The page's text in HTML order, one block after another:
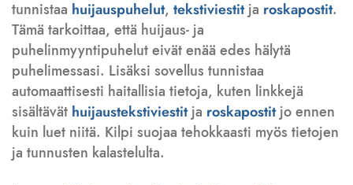
tunnistaa huijauspuhelut, tekstiviestitja roskapostit.
Tämä tarkoittaa, että huijaus- ja
puhelinmyyntipuhelut eivät enää edes hälytä
puhelimessasi. Lisäksi sovellus tunnistaa
automaattisesti haitallisia tietoja, kuten linkkejä
sisältävät huijaustekstiviestitja roskapostitjo ennen
kuin luet niitä. Kilpi suojaa tehokkaasti myös tietojen
ja tunnusten kalastelulta.